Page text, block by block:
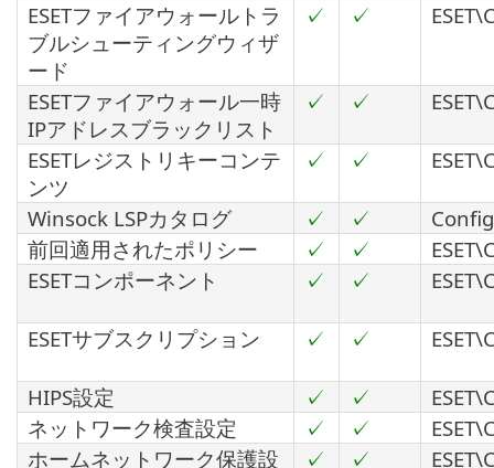
ESETファイアウォールトラ
ブルシューティングウィザ
ード
✓ ✓
ESETファイアウォール一時
IPアドレスブラックリスト
✓ ✓
ESETレジストリキーコンテ
ンツ
✓ ✓
Winsock LSPカタログ ✓ ✓
前回適用されたポリシー
✓ ✓
ESETコンポーネント
✓ ✓
ESETサブスクリプション ✓ ✓
HIPS設定 ✓ ✓
ネットワーク検査設定
✓ ✓
ホームネットワーク保護設
✓ ✓